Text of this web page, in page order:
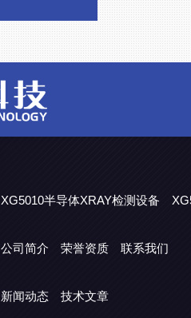
XG5010半导体XRAY检测设备
公司简介 荣誉资质 联系我们
新闻动态 技术文章